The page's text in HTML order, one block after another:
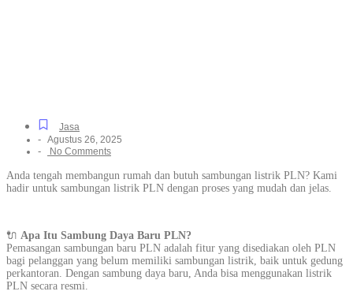
Jasa
- Agustus 26, 2025
- No Comments
Anda tengah membangun rumah dan butuh sambungan listrik PLN? Kami
hadir untuk sambungan listrik PLN dengan proses yang mudah dan jelas.
🔌 Apa Itu Sambung Daya Baru PLN?
Pemasangan sambungan baru PLN adalah fitur yang disediakan oleh PLN
bagi pelanggan yang belum memiliki sambungan listrik, baik untuk gedung
perkantoran. Dengan sambung daya baru, Anda bisa menggunakan listrik
PLN secara resmi.